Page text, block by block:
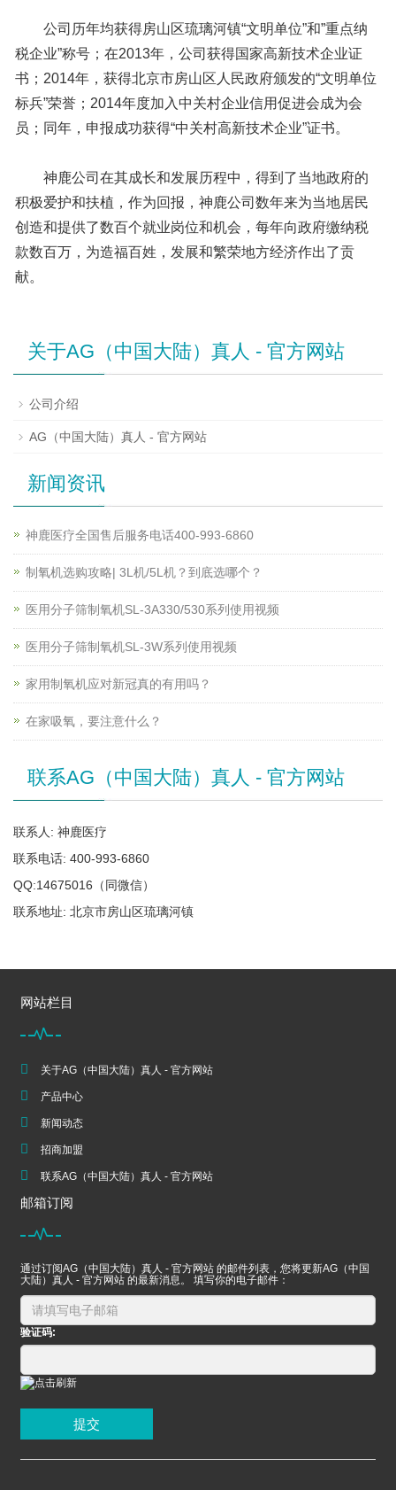
公司历年均获得房山区琉璃河镇“文明单位”和”重点纳
税企业”称号；在2013年，公司获得国家高新技术企业证
书；2014年，获得北京市房山区人民政府颁发的“文明单位
标兵”荣誉；2014年度加入中关村企业信用促进会成为会
员；同年，申报成功获得“中关村高新技术企业”证书。
神鹿公司在其成长和发展历程中，得到了当地政府的
积极爱护和扶植，作为回报，神鹿公司数年来为当地居民
创造和提供了数百个就业岗位和机会，每年向政府缴纳税
款数百万，为造福百姓，发展和繁荣地方经济作出了贡
献。
关于AG（中国大陆）真人 - 官方网站
公司介绍
AG（中国大陆）真人 - 官方网站
新闻资讯
神鹿医疗全国售后服务电话400-993-6860
制氧机选购攻略| 3L机/5L机？到底选哪个？
医用分子筛制氧机SL-3A330/530系列使用视频
医用分子筛制氧机SL-3W系列使用视频
家用制氧机应对新冠真的有用吗？
在家吸氧，要注意什么？
联系AG（中国大陆）真人 - 官方网站
联系人: 神鹿医疗
联系电话: 400-993-6860
QQ:14675016（同微信）
联系地址: 北京市房山区琉璃河镇
网站栏目
关于AG（中国大陆）真人 - 官方网站
产品中心
新闻动态
招商加盟
联系AG（中国大陆）真人 - 官方网站
邮箱订阅
通过订阅AG（中国大陆）真人 - 官方网站 的邮件列表，您将更新AG（中国
大陆）真人 - 官方网站 的最新消息。 填写你的电子邮件：
验证码:
提交